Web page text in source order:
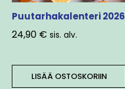
Puutarhakalenteri 2026
24,90 € sis. alv.
LISÄÄ OSTOSKORIIN